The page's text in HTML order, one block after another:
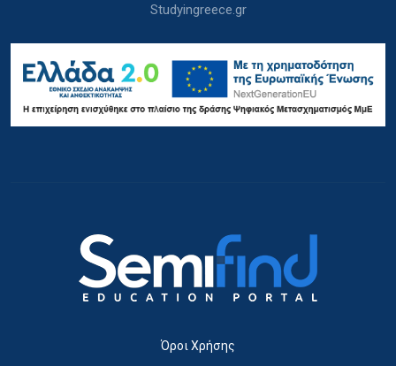
Studyingreece.gr
Όροι Χρήσης